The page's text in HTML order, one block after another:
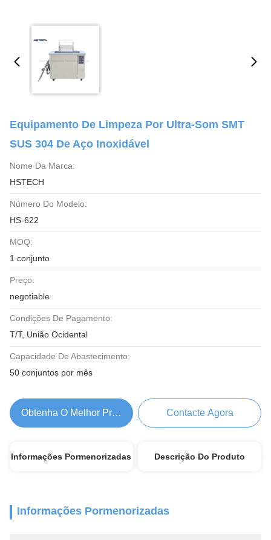
Equipamento De Limpeza Por Ultra-Som SMT
SUS 304 De Aço Inoxidável
Nome Da Marca:
HSTECH
Número Do Modelo:
HS-622
MOQ:
1 conjunto
Preço:
negotiable
Condições De Pagamento:
T/T, União Ocidental
Capacidade De Abastecimento:
50 conjuntos por mês
Obtenha O Melhor Preço Contacte Agora
Informações Pormenorizadas Descrição Do Produto
Informações Pormenorizadas